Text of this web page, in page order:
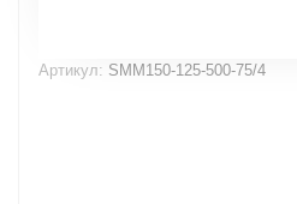
Артикул: SMM150-125-500-75/4